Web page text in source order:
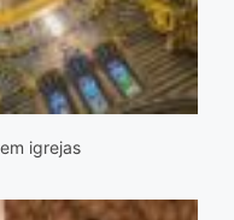
igrejas